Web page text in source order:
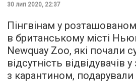
30 лип 2020, 22:37
Пінгвінам у
в британському місті
Newquay Zoo, які почали
відсутність відвідувачів у
з карантином,